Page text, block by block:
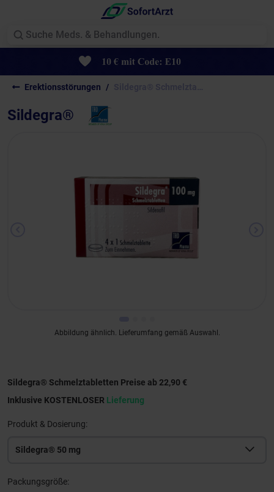
Erektionsstörungen
Sildegra®
Abbildung ähnlich. Lieferumfang gemäß Auswahl.
Sildegra® Schmelztabletten Preise ab 22,90 €
Inklusive KOSTENLOSER Lieferung
Produkt & Dosierung:
Sildegra® 50 mg
Packungsgröße: